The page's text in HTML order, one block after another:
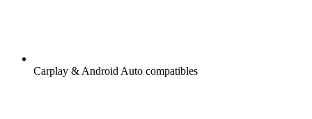
Carplay & Android Auto compatibles